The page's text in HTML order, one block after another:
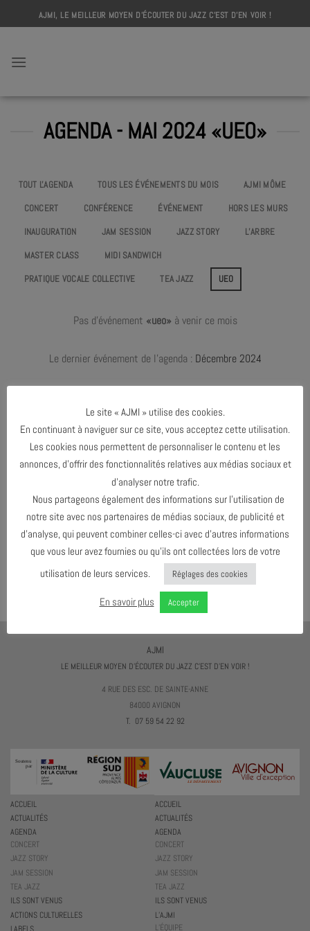
to
AJMI, LE MEILLEUR MOYEN D'ÉCOUTER DU JAZZ C'EST D'EN VOIR !
AGENDA - MAI 2024 «UEO»
TOUT L'AGENDA TOUS LES ÉVÉNEMENTS DU MOIS
AJMI MÔME
CONCERT
CONFÉRENCE ÉVÉNEMENT
HORS LES MURS
INAUGURATION
JAM SESSION JAZZ STORY
L’ARBRE
MASTER CLASS
MIDI SANDWICH
PRATIQUE VOCALE COLLECTIVE
TEA JAZZ UEO
Pas d'événement «ueo» à venir ce mois
Le dernier événement de l'agenda : Décembre 2024
DÉCEMBRE 2023
DÉCEMBRE 2024
AGENDA AU FORMATICAL
TÉLÉCHARGER LE PROGRAMME
AJMI
LE MEILLEUR MOYEN D'ÉCOUTER DU JAZZ C'EST D'EN VOIR !
4 RUE DES ESC. DE SAINTE-ANNE
84000 AVIGNON
T. 07 59 54 22 92
ACCUEIL
ACTUALITÉS
AGENDA
CONCERT
JAZZ STORY
JAM SESSION
TEA JAZZ
ILS SONT VENUS
ACCUEIL
ACTUALITÉS
AGENDA
CONCERT
JAZZ STORY
JAM SESSION
TEA JAZZ
ILS SONT VENUS
ACTIONS CULTURELLES
LABELS
L’AJMI
L’ÉQUIPE
Le site « AJMI » utilise des cookies.
En continuant à naviguer sur ce site, vous acceptez cette utilisation.
Les cookies nous permettent de personnaliser le contenu et les
annonces, d’offrir des fonctionnalités relatives aux médias sociaux et
d’analyser notre trafic.
Nous partageons également des informations sur l’utilisation de
notre site avec nos partenaires de médias sociaux, de publicité et
d’analyse, qui peuvent combiner celles-ci avec d’autres informations
que vous leur avez fournies ou qu’ils ont collectées lors de votre
utilisation de leurs services.
Réglages des cookies
En savoir plus Accepter